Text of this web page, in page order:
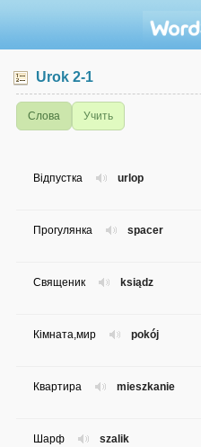
Urok 2-1
Слова Учить
urlop
Відпустка
spacer
Прогулянка
ksiądz
Священик
pokój
Кімната,мир
mieszkanie
Квартира
szalik
Шарф